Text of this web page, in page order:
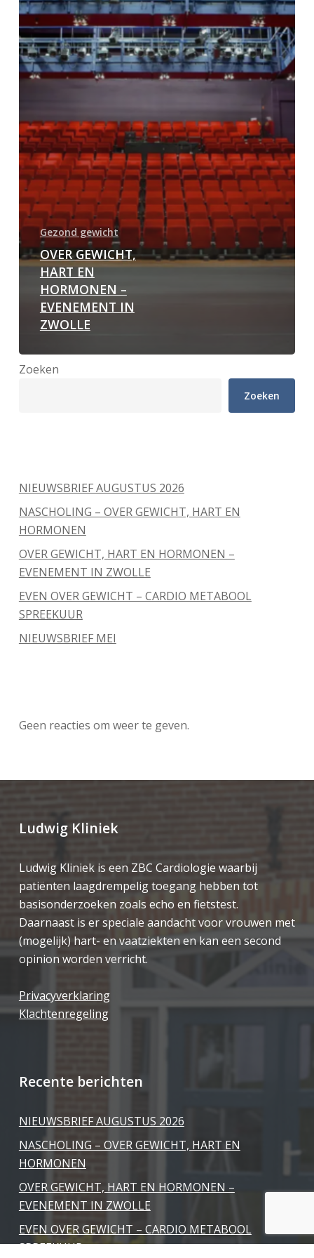
Gezond gewicht
OVER GEWICHT,
HART EN
HORMONEN –
EVENEMENT IN
ZWOLLE
Zoeken
Zoeken
NIEUWSBRIEF AUGUSTUS 2026
NASCHOLING – OVER GEWICHT, HART EN
HORMONEN
OVER GEWICHT, HART EN HORMONEN –
EVENEMENT IN ZWOLLE
EVEN OVER GEWICHT – CARDIO METABOOL
SPREEKUUR
NIEUWSBRIEF MEI
Geen reacties om weer te geven.
Ludwig Kliniek
Ludwig Kliniek is een ZBC Cardiologie waarbij
patiënten laagdrempelig toegang hebben tot
basisonderzoeken zoals echo en fietstest.
Daarnaast is er speciale aandacht voor vrouwen met
(mogelijk) hart- en vaatziekten en kan een second
opinion worden verricht.
Privacyverklaring
Klachtenregeling
Recente berichten
NIEUWSBRIEF AUGUSTUS 2026
NASCHOLING – OVER GEWICHT, HART EN
HORMONEN
OVER GEWICHT, HART EN HORMONEN –
EVENEMENT IN ZWOLLE
EVEN OVER GEWICHT – CARDIO METABOOL
SPREEKUUR